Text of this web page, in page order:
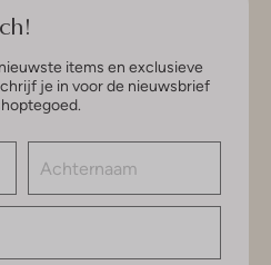
items en exclusieve
je in voor de nieuwsbrief